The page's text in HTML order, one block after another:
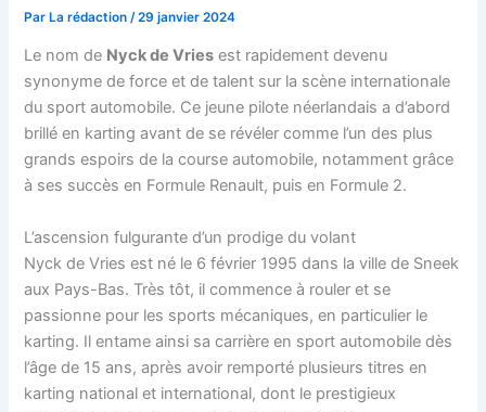
Par La rédaction/29 janvier 2024
Le nom de Nyck de Vries est rapidement devenu
synonyme de force et de talent sur la scène internationale
du sport automobile. Ce jeune pilote néerlandais a d’abord
brillé en karting avant de se révéler comme l’un des plus
grands espoirs de la course automobile, notamment grâce
à ses succès en Formule Renault, puis en Formule 2.
L’ascension fulgurante d’un prodige du volant
Nyck de Vries est né le 6 février 1995 dans la ville de Sneek
aux Pays-Bas. Très tôt, il commence à rouler et se
passionne pour les sports mécaniques, en particulier le
karting. Il entame ainsi sa carrière en sport automobile dès
l’âge de 15 ans, après avoir remporté plusieurs titres en
karting national et international, dont le prestigieux